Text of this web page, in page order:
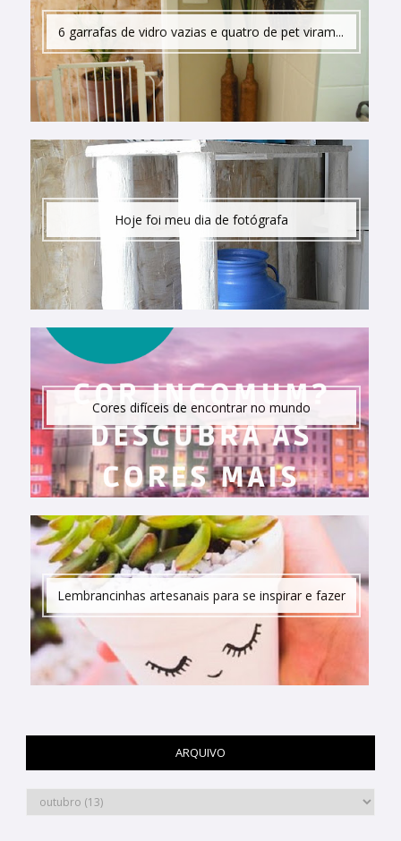
6 garrafas de vidro vazias e quatro de pet viram...
Hoje foi meu dia de fotógrafa
Cores difíceis de encontrar no mundo
Lembrancinhas artesanais para se inspirar e fazer
ARQUIVO